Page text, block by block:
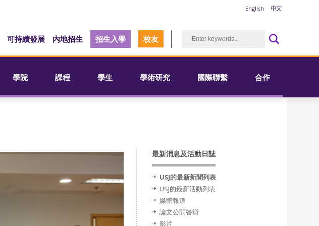
English 中文
可持續發展 内地招生 招生入學 校友
學院 課程 學生 學術研究 國際聯繫 合作
最新消息及活動日誌
USJ的最新新聞列表
USJ的最新活動列表
媒體報道
論文公開答辯
影片